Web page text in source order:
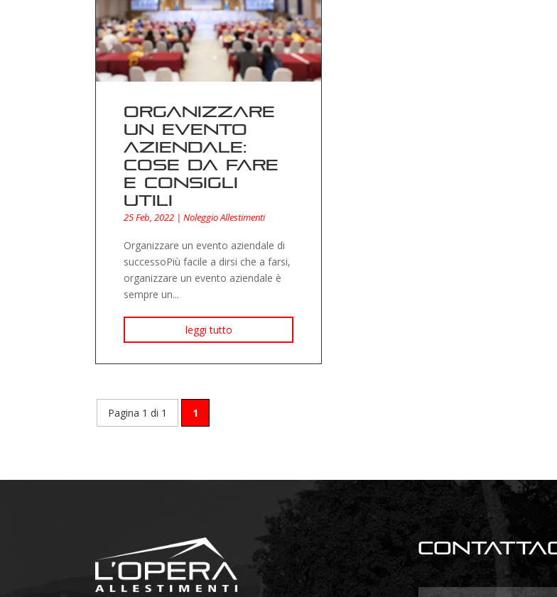
Organizzare
un evento
aziendale:
cose da fare
e consigli
utili
25 Feb, 2022 |Noleggio Allestimenti
Organizzare un evento aziendale di
successoPiù facile a dirsi che a farsi,
organizzare un evento aziendale è
sempre un...
leggi tutto
Pagina 1 di 1 1